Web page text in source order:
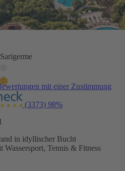
mit einer Zustimmung
(3373) 98%
in idyllischer Bucht
Tennis & Fitness